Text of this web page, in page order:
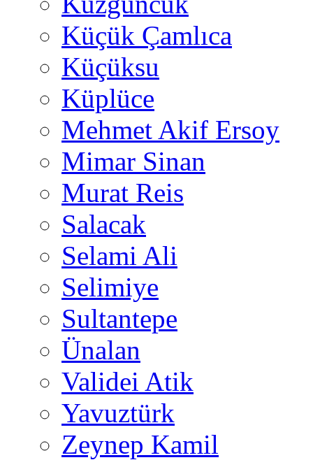
Küçük Çamlıca
Küçüksu
Küplüce
Mehmet Akif Ersoy
Mimar Sinan
Murat Reis
Salacak
Selami Ali
Selimiye
Sultantepe
Ünalan
Validei Atik
Yavuztürk
Zeynep Kamil